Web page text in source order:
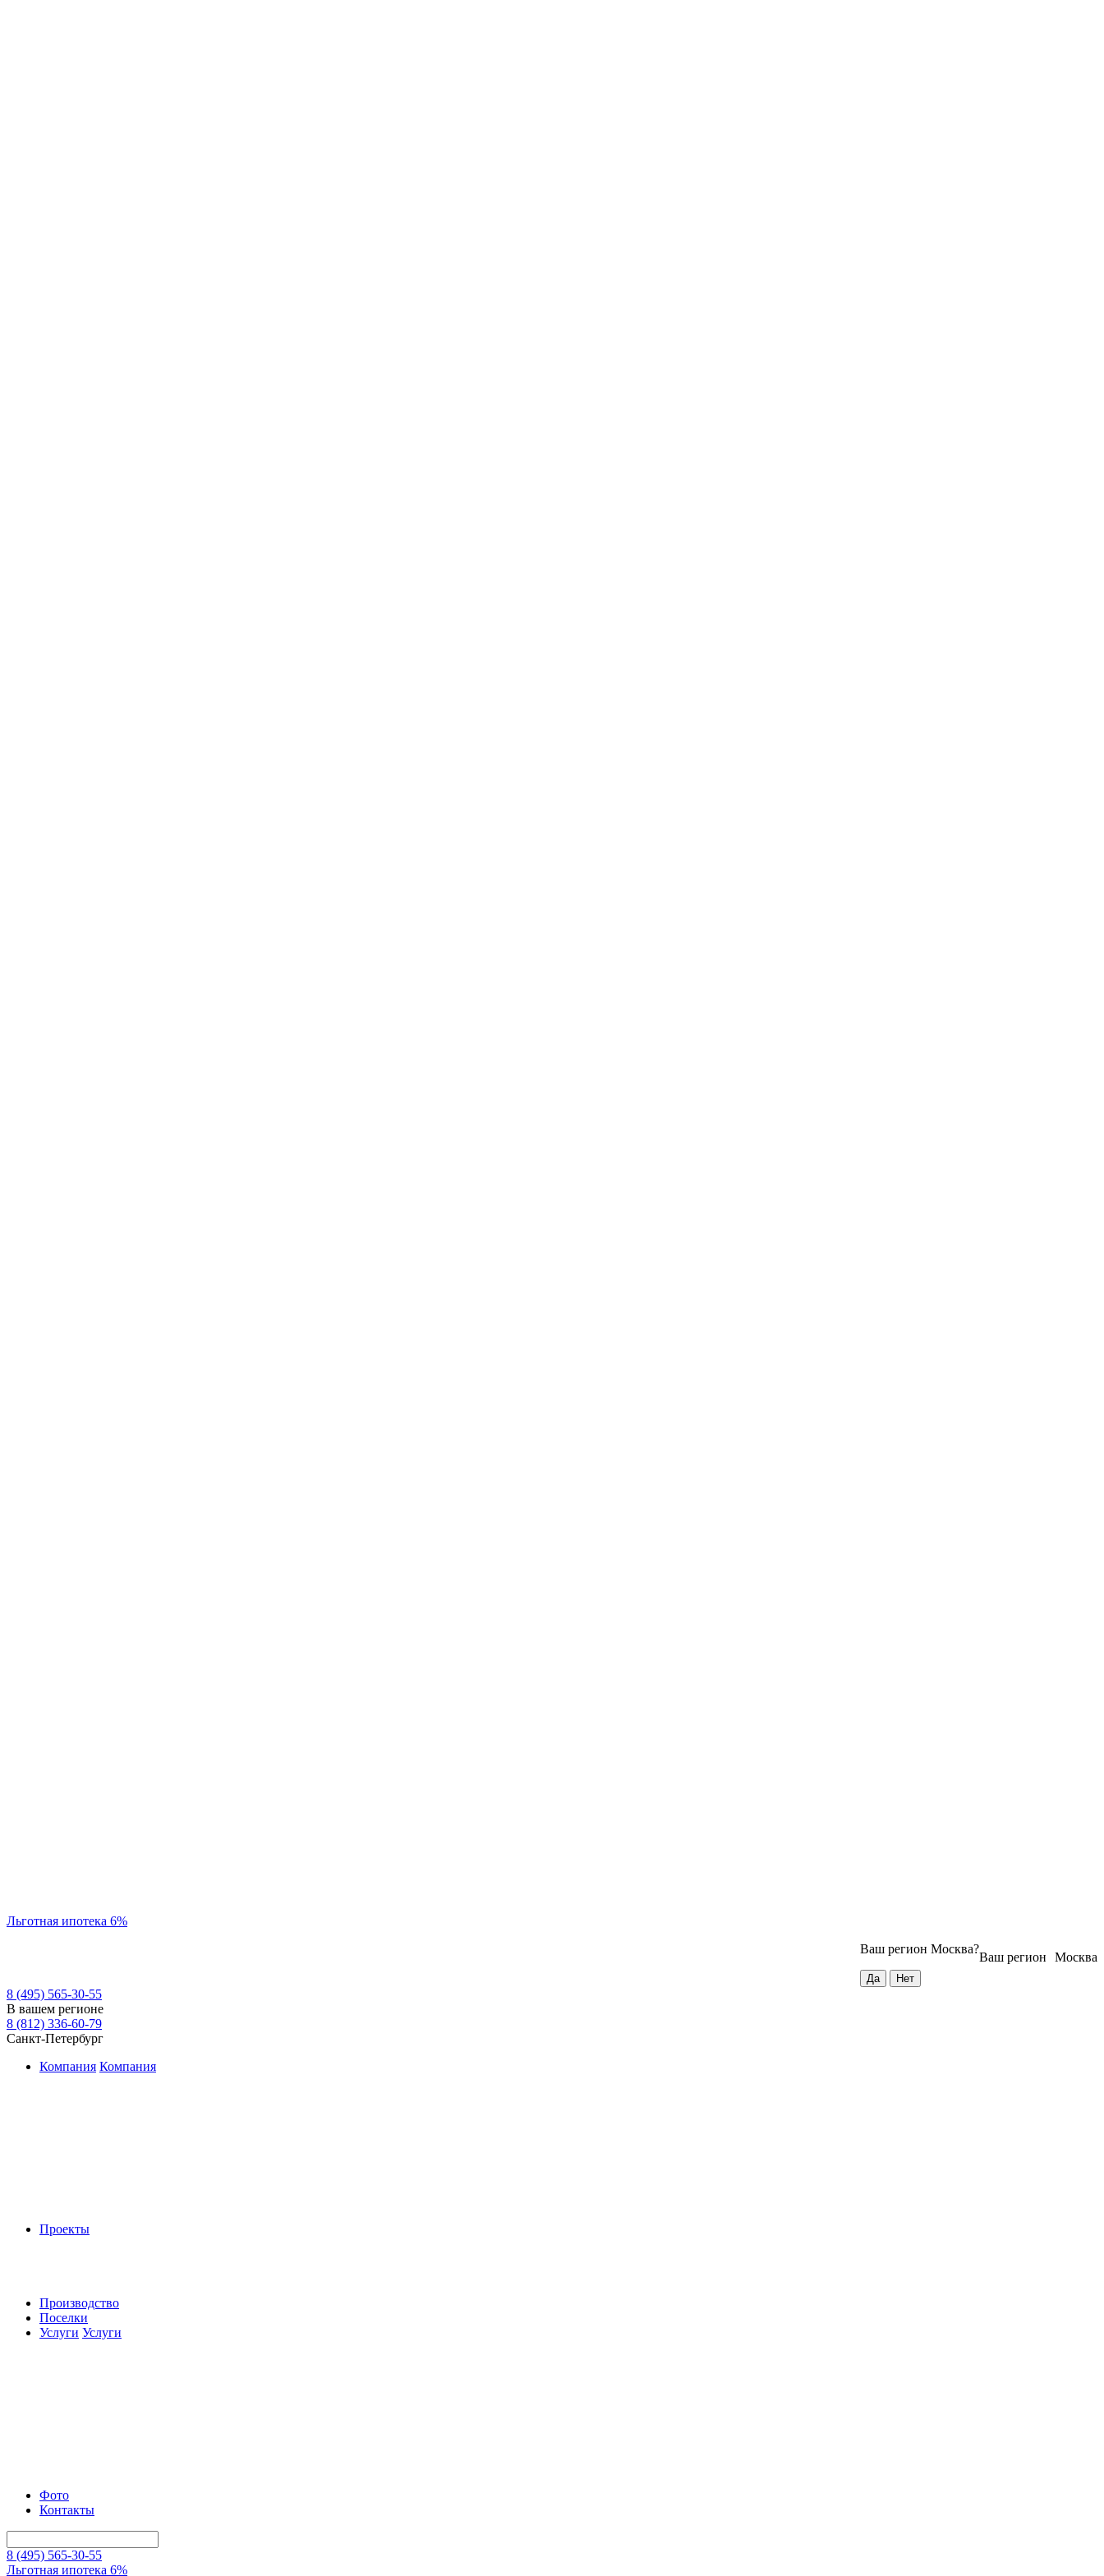
Льготная ипотека 6%
Москва
Ваш регион
Ваш регион Москва?
8 (495) 565-30-55
В вашем регионе
8 (812) 336-60-79
Санкт-Петербург
Компания Компания
Проекты
Производство
Поселки
Услуги Услуги
Фото
Контакты
8 (495) 565-30-55
Льготная ипотека 6%